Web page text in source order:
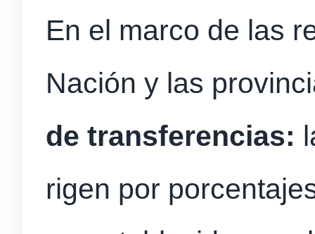
En el marco de las
Nación y las
de transferencias:
rigen por